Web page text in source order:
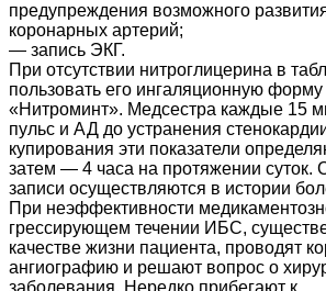
предупреждения возможного
коронарных артерий;
— запись ЭКГ.
При отсутствии нитроглицерина в
пользовать его ингаляционную
«Нитроминт». Медсестра каждые 15
пульс и АД до устране­ния
купирования эти показатели
затем — 4 часа на протяжении суток.
записи осуществляются в истории
При неэффективности
грессирующем течении ИБС,
ка­честве жизни пациента, проводят
ангиографию и решают вопрос о
заболевания. Нередко прибегают к